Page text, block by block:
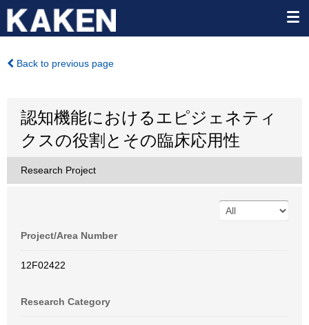
Back to previous page
認知機能におけるエピジェネティ
クスの役割とその臨床応用性
Research Project
Project/Area Number
12F02422
Research Category